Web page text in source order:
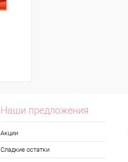
Наши предложения
Акции
Сладкие остатки